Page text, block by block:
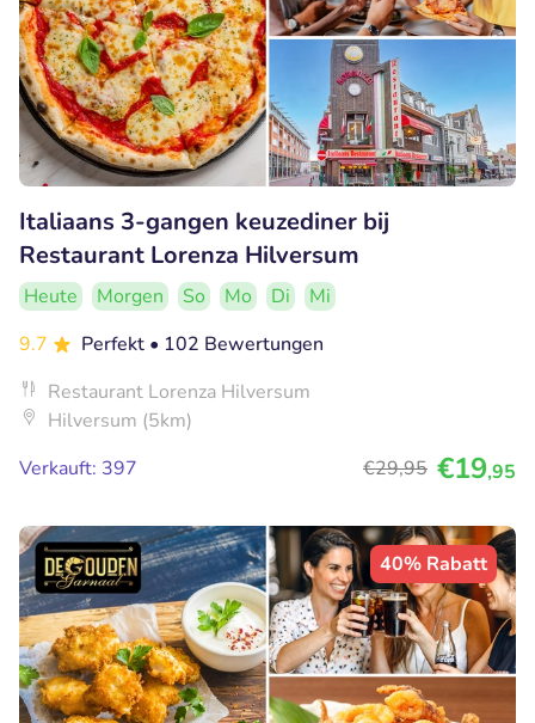
Italiaans 3-gangen keuzediner bij
Restaurant Lorenza Hilversum
Heute Morgen So Mo Di
Mi
9.7
Perfekt • 102 Bewertungen
Restaurant Lorenza Hilversum
Hilversum (5km)
Verkauft: 397
€29,95 €19,95
40% Rabatt